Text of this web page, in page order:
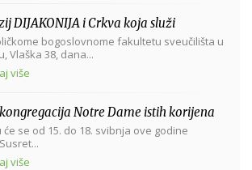
DIJAKONIJA i Crkva koja služi
bogoslovnome fakultetu sveučilišta u
Vlaška 38, dana...
više
Notre Dame istih korijena
će se od 15. do 18. svibnja ove godine
više